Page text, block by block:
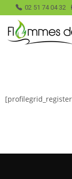
02 51 74 04 32